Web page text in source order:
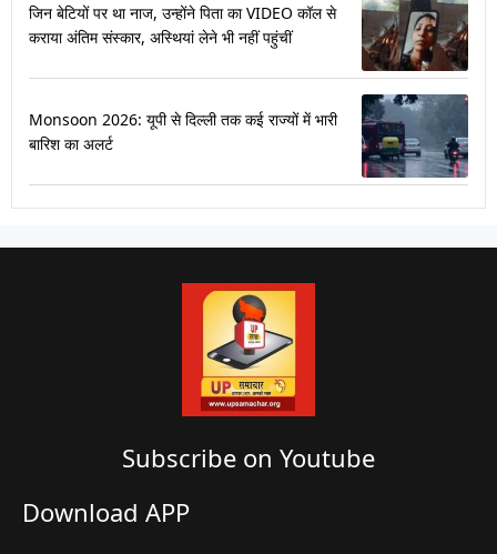
जिन बेटियों पर था नाज, उन्होंने पिता का VIDEO कॉल से
कराया अंतिम संस्कार, अस्थियां लेने भी नहीं पहुंचीं
Monsoon 2026: यूपी से दिल्ली तक कई राज्यों में भारी
बारिश का अलर्ट
Subscribe on Youtube​
Download APP